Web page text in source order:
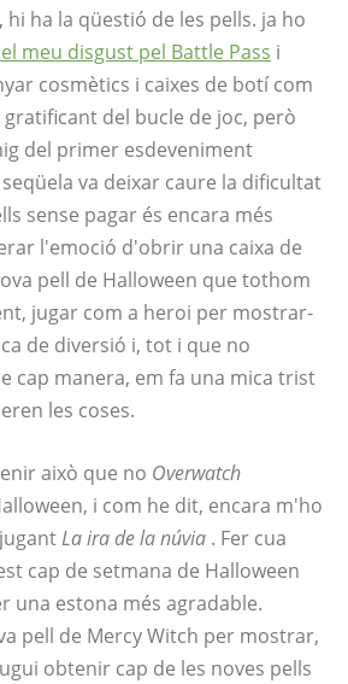
ha la qüestió de les pells. ja ho
meu disgust pel Battle Pass i
cosmètics i caixes de botí com
del bucle de joc, però
del primer esdeveniment
va deixar caure la dificultat
sense pagar és encara més
l'emoció d'obrir una caixa de
pell de Halloween que tothom
jugar com a heroi per mostrar-
de diversió i, tot i que no
cap manera, em fa una mica trist
les coses.
això que no Overwatch
i com he dit, encara m'ho
La ira de la núvia . Fer cua
cap de setmana de Halloween
una estona més agradable.
pell de Mercy Witch per mostrar,
obtenir cap de les noves pells